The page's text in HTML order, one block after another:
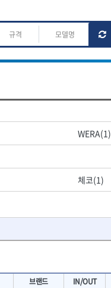
목공공구.목공기계
조각도.끌
- 아사도
- 심환도
- 삼각도
- 곡삼각도
- 조각도세트
Z 숫자
Armor Tool, LLC
DEWIT
IR
WERA(1)
체코(1)
브랜드 IN/OUT